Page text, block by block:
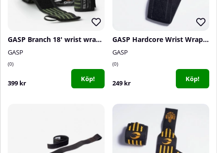
GASP Branch 18' wrist wrap, black, OS
GASP
0
399 kr Köp!
GASP Hardcore Wrist Wraps 18 inch, black/white
GASP
0
249 kr Köp!